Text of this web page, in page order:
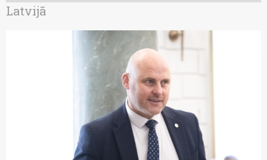
Latvijā